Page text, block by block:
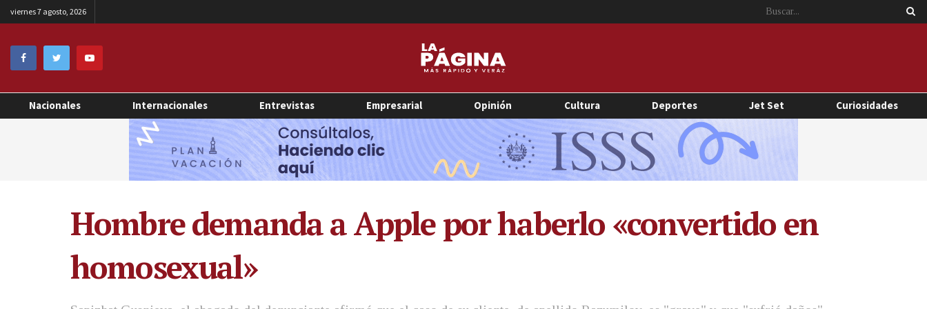
viernes 7 agosto, 2026
Nacionales Internacionales Entrevistas Empresarial Opinión Cultura Deportes Jet Set Curiosidades
Hombre demanda a Apple por haberlo «convertido en
homosexual»